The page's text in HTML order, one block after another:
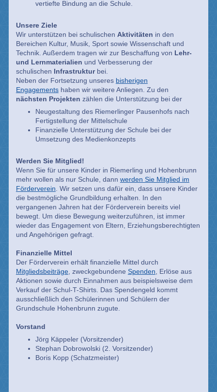
vertiefte Bindung an die Schule.
Unsere Ziele
Wir unterstützen bei schulischen Aktivitäten in den
Bereichen Kultur, Musik, Sport sowie Wissenschaft und
Technik. Außerdem tragen wir zur Beschaffung von Lehr-
und Lernmaterialien und Verbesserung der
schulischen Infrastrukturbei.
Neben der Fortsetzung unseres bisherigen
Engagementshaben wir weitere Anliegen. Zu den
nächsten Projekten zählen die Unterstützung bei der
Neugestaltung des Riemerlinger Pausenhofs nach
Fertigstellung der Mittelschule
Finanzielle Unterstützung der Schule bei der
Umsetzung des Medienkonzepts
Werden Sie Mitglied!
Wenn Sie für unsere Kinder in Riemerling und Hohenbrunn
mehr wollen als nur Schule, dann werden Sie Mitglied im
Förderverein. Wir setzen uns dafür ein, dass unsere Kinder
die bestmögliche Grundbildung erhalten. In den
vergangenen Jahren hat der Förderverein bereits viel
bewegt. Um diese Bewegung weiterzuführen, ist immer
wieder das Engagement von Eltern, Erziehungsberechtigten
und Angehörigen gefragt.
Finanzielle Mittel
Der Förderverein erhält finanzielle Mittel durch
Mitgliedsbeiträge, zweckgebundene Spenden, Erlöse aus
Aktionen sowie durch Einnahmen aus beispielsweise dem
Verkauf der Schul-T-Shirts. Das Spendengeld kommt
ausschließlich den Schülerinnen und Schülern der
Grundschule Hohenbrunn zugute.
Vorstand
Jörg Käppeler (Vorsitzender)
Stephan Dobrowolski (2. Vorsitzender)
Boris Kopp (Schatzmeister)